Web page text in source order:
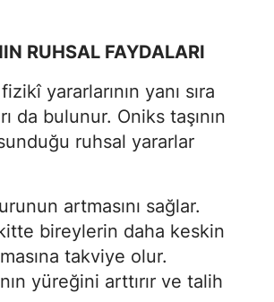
RUHSAL FAYDALARI
yararlarının yanı sıra
da bulunur. Oniks taşının
sunduğu ruhsal yararlar
artmasını sağlar.
bireylerin daha keskin
takviye olur.
yüreğini arttırır ve talih